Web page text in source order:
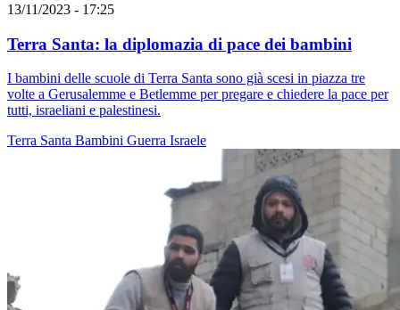
13/11/2023 - 17:25
Terra Santa: la diplomazia di pace dei bambini
I bambini delle scuole di Terra Santa sono già scesi in piazza tre
volte a Gerusalemme e Betlemme per pregare e chiedere la pace per
tutti, israeliani e palestinesi.
Terra Santa Bambini Guerra Israele